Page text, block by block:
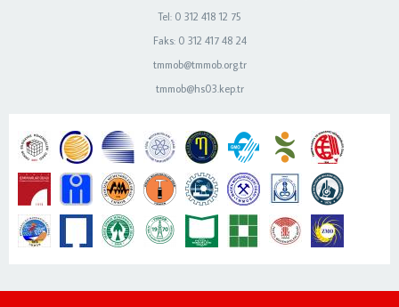
Tel: 0 312 418 12 75
Faks: 0 312 417 48 24
tmmob@tmmob.org.tr
tmmob@hs03.kep.tr